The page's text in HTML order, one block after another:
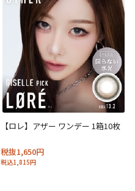
【ロレ】アザー ワンデー 1箱10枚
税抜1,650円
税込1,815円